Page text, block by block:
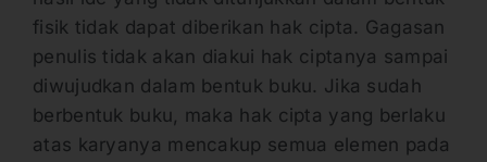
fisik tidak dapat diberikan hak cipta. Gagasan
penulis tidak akan diakui hak ciptanya sampai
diwujudkan dalam bentuk buku. Jika sudah
berbentuk buku, maka hak cipta yang berlaku
atas karyanya mencakup semua elemen pada